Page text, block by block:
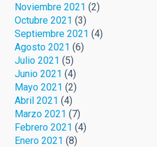
Noviembre 2021 (2)
Octubre 2021 (3)
Septiembre 2021 (4)
Agosto 2021 (6)
Julio 2021 (5)
Junio 2021 (4)
Mayo 2021 (2)
Abril 2021 (4)
Marzo 2021 (7)
Febrero 2021 (4)
Enero 2021 (8)